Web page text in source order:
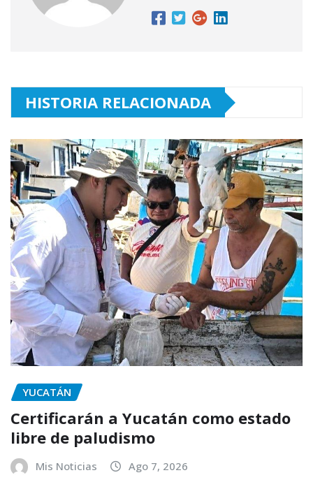
HISTORIA RELACIONADA
YUCATÁN
Certificarán a Yucatán como estado
libre de paludismo
Mis Noticias Ago 7, 2026